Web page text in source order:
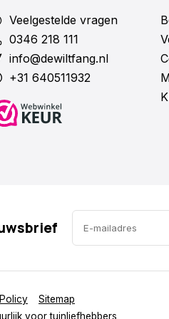
voor snel onderhoud.
hoef je nauwelijks tijd te
van 10 tot 15 jaar doe je
ze verdienen - kies voor de
in je tuin!
Veelgestelde vragen
0346 218 111
info@dewiltfang.nl
+31 640511932
Sitemap
voor tuinliefhebbers